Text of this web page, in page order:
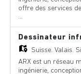
et traitement des
agiles combinent
local. Le résultat
unique, qui nous
spécifiques de
intégrant les
offre des services
projet et de
suivants :
téléphériques,
géotechnique,
centrales
chemins de fer,
Suisse, Valais,
ARX est un réseau
ingénierie,